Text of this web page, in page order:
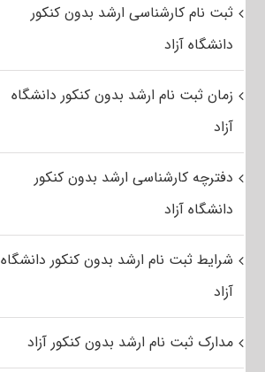
ثبت نام کارشناسی ارشد بدون کنکور
دانشگاه آزاد
زمان ثبت نام ارشد بدون کنکور دانشگاه
آزاد
دفترچه کارشناسی ارشد بدون کنکور
دانشگاه آزاد
شرایط ثبت نام ارشد بدون کنکور دانشگاه
آزاد
مدارک ثبت نام ارشد بدون کنکور آزاد